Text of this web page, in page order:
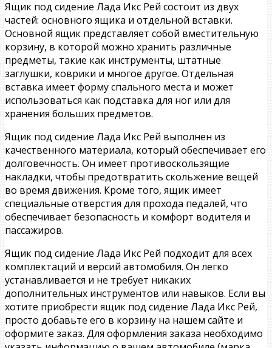
Ящик под сидение Лада Икс Рей состоит из двух
частей: основного ящика и отдельной вставки.
Основной ящик представляет собой вместительную
корзину, в которой можно хранить различные
предметы, такие как инструменты, штатные
заглушки, коврики и многое другое. Отдельная
вставка имеет форму спального места и может
использоваться как подставка для ног или для
хранения больших предметов.
Ящик под сидение Лада Икс Рей выполнен из
качественного материала, который обеспечивает его
долговечность. Он имеет противоскользящие
накладки, чтобы предотвратить скольжение вещей
во время движения. Кроме того, ящик имеет
специальные отверстия для прохода педалей, что
обеспечивает безопасность и комфорт водителя и
пассажиров.
Ящик под сидение Лада Икс Рей подходит для всех
комплектаций и версий автомобиля. Он легко
устанавливается и не требует никаких
дополнительных инструментов или навыков. Если вы
хотите приобрести ящик под сидение Лада Икс Рей,
просто добавьте его в корзину на нашем сайте и
оформите заказ. Для оформления заказа необходимо